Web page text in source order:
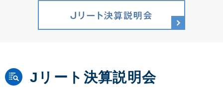
Jリート決算説明会